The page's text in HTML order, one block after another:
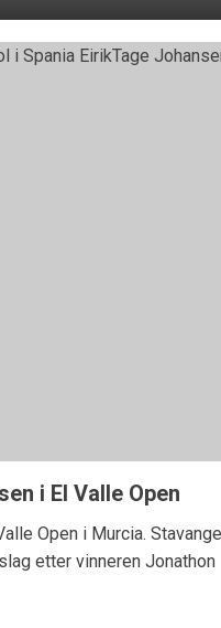
i El Valle Open
Open i Murcia.
etter vinneren Jonathon